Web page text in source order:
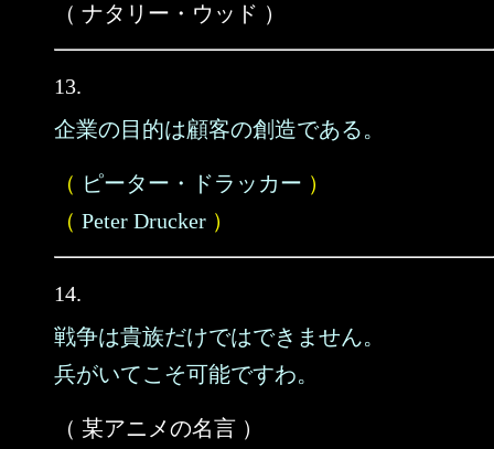
（ ナタリー・ウッド ）
13.
企業の目的は顧客の創造である。
（ ピーター・ドラッカー ）
（ Peter Drucker ）
14.
戦争は貴族だけではできません。
兵がいてこそ可能ですわ。
（ 某アニメの名言 ）